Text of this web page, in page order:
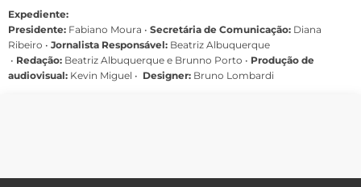
Expediente:
Presidente: Fabiano Moura • Secretária de Comunicação: Diana
Ribeiro • Jornalista Responsável: Beatriz Albuquerque
• Redação: Beatriz Albuquerque e Brunno Porto • Produção de
audiovisual: Kevin Miguel • Designer: Bruno Lombardi